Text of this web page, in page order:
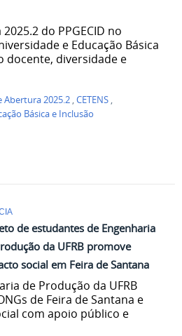
do PPGECID no
e Educação Básica
docente, diversidade e
Abertura 2025.2 ,CETENS ,
Básica e Inclusão
de estudantes de Engenharia
da UFRB promove
social em Feira de Santana
de Produção da UFRB
de Feira de Santana e
com apoio público e